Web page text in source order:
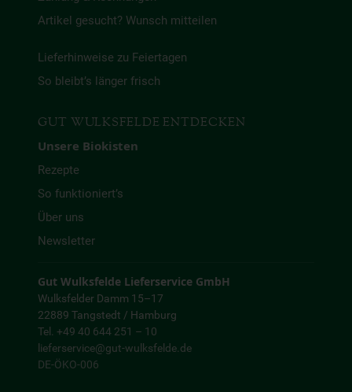
Artikel gesucht? Wunsch mitteilen
Lieferhinweise zu Feiertagen
So bleibt’s länger frisch
GUT WULKSFELDE ENTDECKEN
Unsere Biokisten
Rezepte
So funktioniert’s
Über uns
Newsletter
Gut Wulksfelde Lieferservice GmbH
Wulksfelder Damm 15–17
22889 Tangstedt / Hamburg
Tel. +49 40 644 251 – 10
lieferservice@gut-wulksfelde.de
DE-ÖKO-006